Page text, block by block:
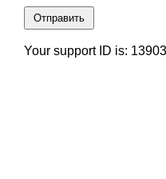
Отправить
Your support ID is: